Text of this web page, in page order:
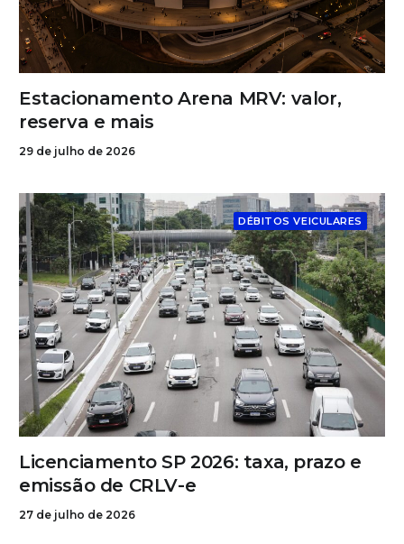
Estacionamento Arena MRV: valor,
reserva e mais
29 de julho de 2026
DÉBITOS VEICULARES
Licenciamento SP 2026: taxa, prazo e
emissão de CRLV-e
27 de julho de 2026